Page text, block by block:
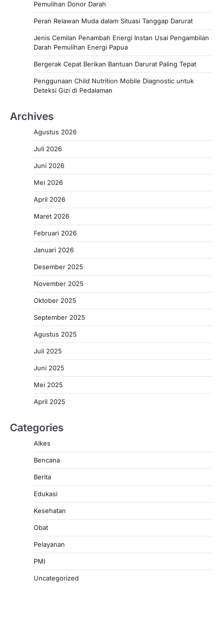
Pemulihan Donor Darah
Peran Relawan Muda dalam Situasi Tanggap Darurat
Jenis Cemilan Penambah Energi Instan Usai Pengambilan
Darah Pemulihan Energi Papua
Bergerak Cepat Berikan Bantuan Darurat Paling Tepat
Penggunaan Child Nutrition Mobile Diagnostic untuk
Deteksi Gizi di Pedalaman
Archives
Agustus 2026
Juli 2026
Juni 2026
Mei 2026
April 2026
Maret 2026
Februari 2026
Januari 2026
Desember 2025
November 2025
Oktober 2025
September 2025
Agustus 2025
Juli 2025
Juni 2025
Mei 2025
April 2025
Categories
Alkes
Bencana
Berita
Edukasi
Kesehatan
Obat
Pelayanan
PMI
Uncategorized